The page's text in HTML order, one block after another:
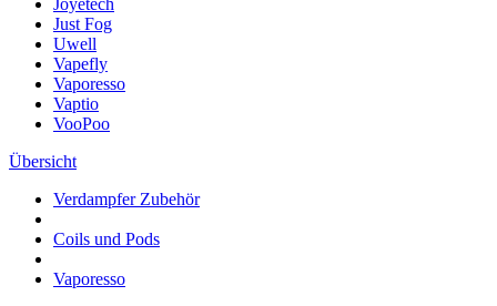
Joyetech
Just Fog
Uwell
Vapefly
Vaporesso
Vaptio
VooPoo
Übersicht
Verdampfer Zubehör
Coils und Pods
Vaporesso